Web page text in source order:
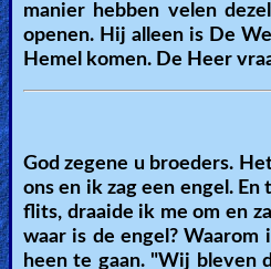
manier hebben velen
openen. Hij alleen is De
Hemel komen. De Heer
God zegene u broeders.
ons en ik zag een engel.
flits, draaide ik me om en
waar is de engel?
heen te gaan. "Wij bleven